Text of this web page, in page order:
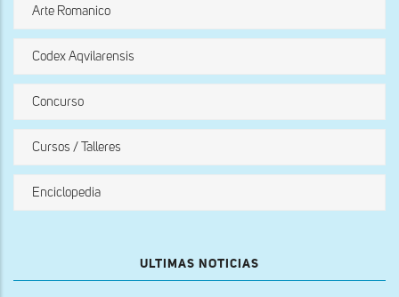
Arte Romanico
Codex Aqvilarensis
Concurso
Cursos / Talleres
Enciclopedia
ULTIMAS NOTICIAS